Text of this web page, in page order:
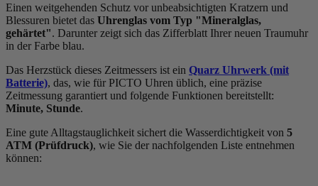
Einen weitgehenden Schutz vor unbeabsichtigten Kratzern und
Blessuren bietet das Uhrenglas vom Typ "Mineralglas,
gehärtet". Darunter zeigt sich das Zifferblatt Ihrer neuen Traumuhr
in der Farbe blau.
Das Herzstück dieses Zeitmessers ist ein Quarz Uhrwerk (mit
Batterie), das, wie für PICTO Uhren üblich, eine präzise
Zeitmessung garantiert und folgende Funktionen bereitstellt:
Minute, Stunde.
Eine gute Alltagstauglichkeit sichert die Wasserdichtigkeit von 5
ATM (Prüfdruck), wie Sie der nachfolgenden Liste entnehmen
können: